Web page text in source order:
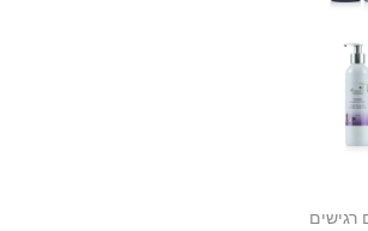
רגישים